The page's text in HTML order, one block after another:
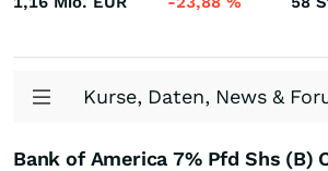
Kurse, Daten, News &
Bank of America 7% Pfd Shs (B)